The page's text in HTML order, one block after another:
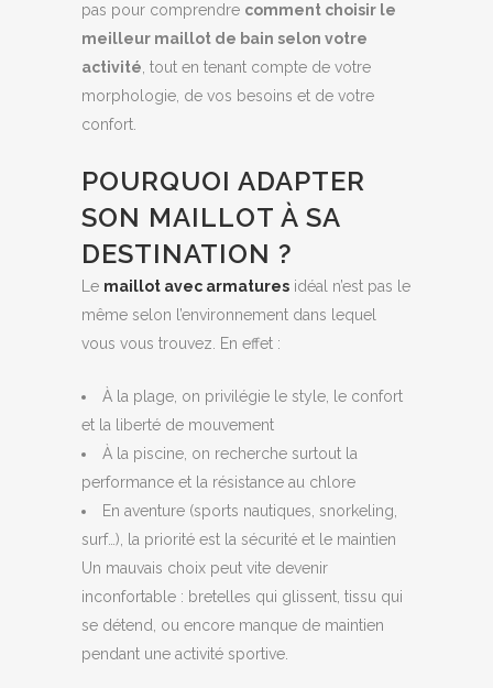
pas pour comprendre comment choisir le
meilleur maillot de bain selon votre
activité , tout en tenant compte de votre
morphologie, de vos besoins et de votre
confort.
POURQUOI ADAPTER
SON MAILLOT À SA
DESTINATION ?
Le maillot avec armatures idéal n’est pas le
même selon l’environnement dans lequel
vous vous trouvez. En effet :
À la plage, on privilégie le style, le confort
et la liberté de mouvement
À la piscine, on recherche surtout la
performance et la résistance au chlore
En aventure (sports nautiques, snorkeling,
surf…), la priorité est la sécurité et le maintien
Un mauvais choix peut vite devenir
inconfortable : bretelles qui glissent, tissu qui
se détend, ou encore manque de maintien
pendant une activité sportive.